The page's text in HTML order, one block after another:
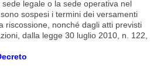
legale o la sede operativa nel
sospesi i termini dei versamenti
riscossione, nonché dagli atti previsti
dalla legge 30 luglio 2010, n. 122,